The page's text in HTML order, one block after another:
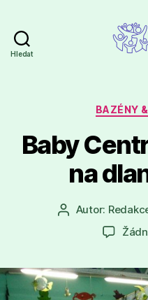
Hledat
BAZÉNY
Baby
na
Autor
příspěvku
Autor: